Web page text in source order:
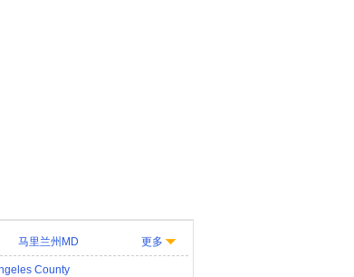
马里兰州MD
斯安那LA
更多
County